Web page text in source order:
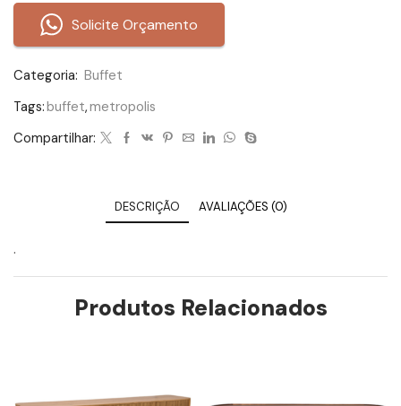
Solicite Orçamento
Categoria: Buffet
Tags:buffet,metropolis
Compartilhar:
DESCRIÇÃO AVALIAÇÕES (0)
.
Produtos Relacionados